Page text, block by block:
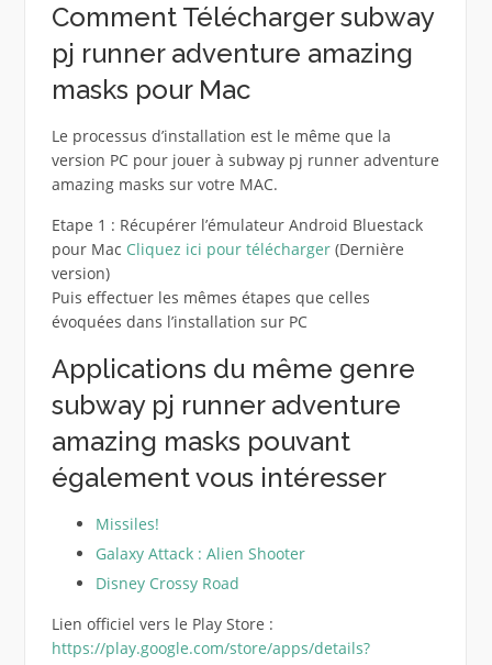
Comment Télécharger subway
pj runner adventure amazing
masks pour Mac
Le processus d’installation est le même que la
version PC pour jouer à subway pj runner adventure
amazing masks sur votre MAC.
Etape 1 : Récupérer l’émulateur Android Bluestack
pour Mac Cliquez ici pour télécharger(Dernière
version)
Puis effectuer les mêmes étapes que celles
évoquées dans l’installation sur PC
Applications du même genre
subway pj runner adventure
amazing masks pouvant
également vous intéresser
Missiles!
Galaxy Attack : Alien Shooter
Disney Crossy Road
Lien officiel vers le Play Store :
https://play.google.com/store/apps/details?